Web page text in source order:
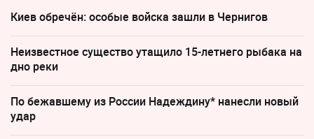
Киев обречён: особые войска зашли в Чернигов
Неизвестное существо утащило 15-летнего рыбака на
дно реки
По бежавшему из России Надеждину* нанесли новый
удар